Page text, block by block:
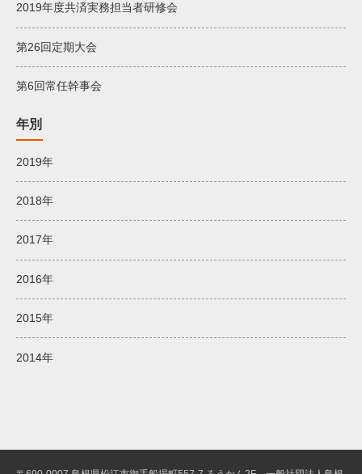
2019年度共済実務担当者研修会
第26回定期大会
第6回常任幹事会
年別
2019年
2018年
2017年
2016年
2015年
2014年